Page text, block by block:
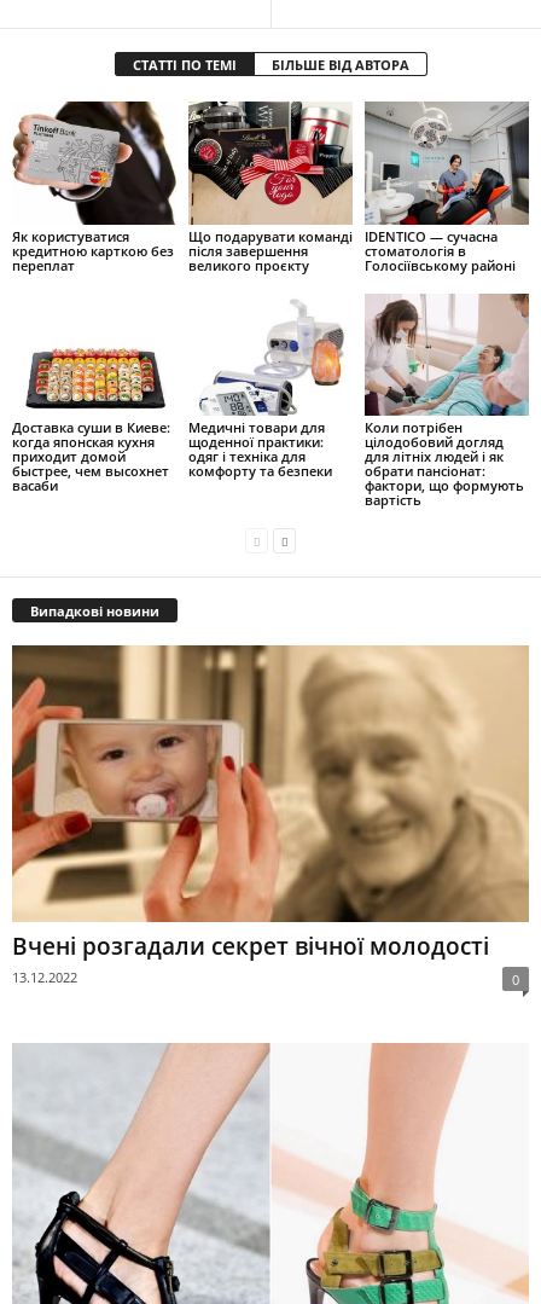
СТАТТІ ПО ТЕМІ БІЛЬШЕ ВІД АВТОРА
Як користуватися
кредитною карткою без
переплат
Що подарувати команді
після завершення
великого проєкту
IDENTICO — сучасна
стоматологія в
Голосіївському районі
Доставка суши в Киеве:
когда японская кухня
приходит домой
быстрее, чем высохнет
васаби
Медичні товари для
щоденної практики:
одяг і техніка для
комфорту та безпеки
Коли потрібен
цілодобовий догляд
для літніх людей і як
обрати пансіонат:
фактори, що формують
вартість
Випадкові новини
Вчені розгадали секрет вічної молодості
13.12.2022 0